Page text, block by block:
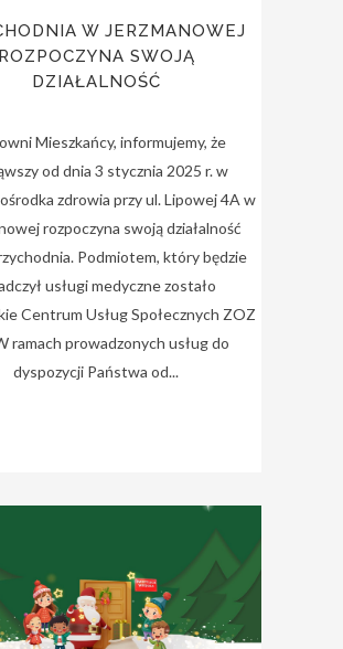
W JERZMANOWEJ
ROZPOCZYNA SWOJĄ
DZIAŁALNOŚĆ
Mieszkańcy, informujemy, że
od dnia 3 stycznia 2025 r. w
zdrowia przy ul. Lipowej 4A w
rozpoczyna swoją działalność
Podmiotem, który będzie
usługi medyczne zostało
Centrum Usług Społecznych ZOZ
ramach prowadzonych usług do
dyspozycji Państwa od...